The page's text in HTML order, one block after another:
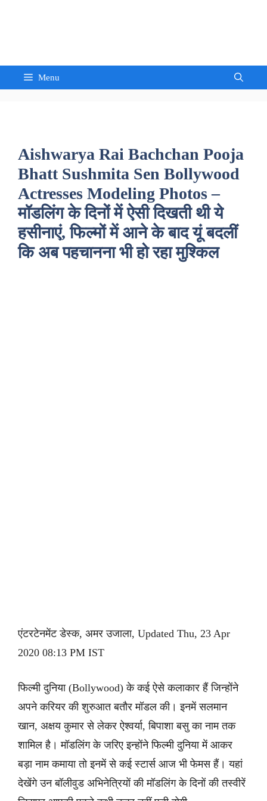
Menu
Aishwarya Rai Bachchan Pooja
Bhatt Sushmita Sen Bollywood
Actresses Modeling Photos –
मॉडलिंग के दिनों में ऐसी दिखती थी ये
हसीनाएं, फिल्मों में आने के बाद यूं बदलीं
कि अब पहचानना भी हो रहा मुश्किल
एंटरटेनमेंट डेस्क, अमर उजाला, Updated Thu, 23 Apr
2020 08:13 PM IST
फिल्मी दुनिया (Bollywood) के कई ऐसे कलाकार हैं जिन्होंने
अपने करियर की शुरुआत बतौर मॉडल की। इनमें सलमान
खान, अक्षय कुमार से लेकर ऐश्वर्या, बिपाशा बसु का नाम तक
शामिल है। मॉडलिंग के जरिए इन्होंने फिल्मी दुनिया में आकर
बड़ा नाम कमाया तो इनमें से कई स्टार्स आज भी फेमस हैं। यहां
देखेंगे उन बॉलीवुड अभिनेत्रियों की मॉडलिंग के दिनों की तस्वीरें